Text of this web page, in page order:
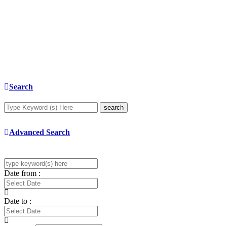
Search
search
Advanced Search
Date from :
Date to :